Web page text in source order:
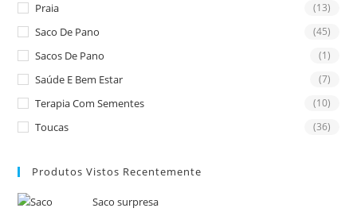
Praia (13)
Saco De Pano (45)
Sacos De Pano (1)
Saúde E Bem Estar (7)
Terapia Com Sementes (10)
Toucas (36)
Produtos Vistos Recentemente
Saco surpresa